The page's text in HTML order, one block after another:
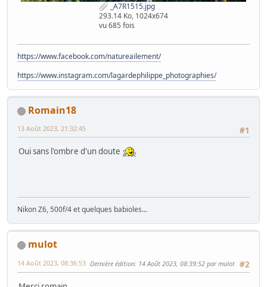
_A7R1515.jpg
293.14 Ko, 1024x674
vu 685 fois
https://www.facebook.com/natureailement/
https://www.instagram.com/lagardephilippe_photographies/
Romain18
#1
13 Août 2023, 21:32:45
Oui sans l'ombre d'un doute
Nikon Z6, 500f/4 et quelques babioles...
mulot
#2
14 Août 2023, 08:36:53 Dernière édition: 14 Août 2023, 08:39:52 par mulot